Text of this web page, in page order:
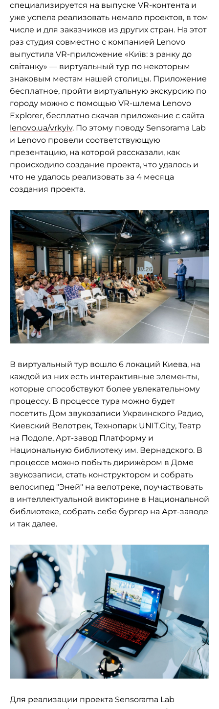
специализируется на выпуске VR-контента и
уже успела реализовать немало проектов, в том
числе и для заказчиков из других стран. На этот
раз студия совместно с компанией Lenovo
выпустила VR-приложение «Київ: з ранку до
світанку» — виртуальный тур по некоторым
знаковым местам нашей столицы. Приложение
бесплатное, пройти виртуальную экскурсию по
городу можно с помощью VR-шлема Lenovo
Explorer, бесплатно скачав приложение с сайта
lenovo.ua/vrkyiv. По этому поводу Sensorama Lab
и Lenovo провели соответствующую
презентацию, на которой рассказали, как
происходило создание проекта, что удалось и
что не удалось реализовать за 4 месяца
создания проекта.
В виртуальный тур вошло 6 локаций Киева, на
каждой из них есть интерактивные элементы,
которые способствуют более увлекательному
процессу. В процессе тура можно будет
посетить Дом звукозаписи Украинского Радио,
Киевский Велотрек, Технопарк UNIT.City, Театр
на Подоле, Арт-завод Платформу и
Национальную библиотеку им. Вернадского. В
процессе можно побыть дирижёром в Доме
звукозаписи, стать конструктором и собрать
велосипед "Эней" на велотреке, поучаствовать
в интеллектуальной викторине в Национальной
библиотеке, собрать себе бургер на Арт-заводе
и так далее.
Для реализации проекта Sensorama Lab